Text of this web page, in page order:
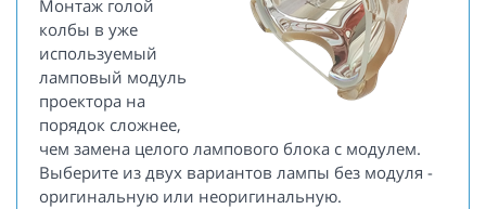
Монтаж голой
колбы в уже
используемый
ламповый модуль
проектора на
порядок сложнее,
чем замена целого лампового блока с модулем.
Выберите из двух вариантов лампы без модуля -
оригинальную или неоригинальную.